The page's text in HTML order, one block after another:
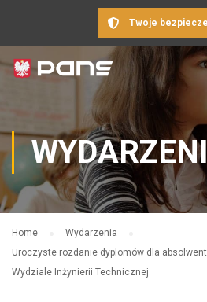
Twoje
Home
Wydarzenia
Uroczyste rozdanie dyplomów dla
Wydziale Inżynierii Technicznej